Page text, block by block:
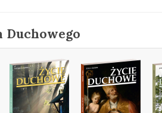
Duchowego